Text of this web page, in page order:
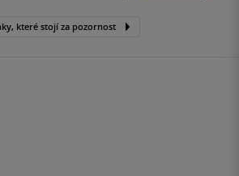
které stojí za pozornost